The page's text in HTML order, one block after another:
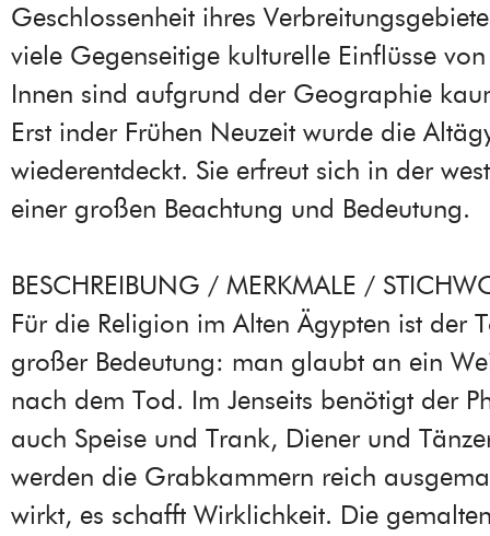
Geschlossenheit ihres
viele Gegenseitige kulturelle Einflüsse
Innen sind aufgrund der Geographie
Erst inder Frühen Neuzeit wurde die
wiederentdeckt. Sie erfreut sich in der
einer großen Beachtung und Bedeutung.
BESCHREIBUNG / MERKMALE /
Für die Religion im Alten Ägypten ist der
großer Bedeutung: man glaubt an ein
nach dem Tod. Im Jenseits benötigt der
auch Speise und Trank, Diener und
werden die Grabkammern reich
wirkt, es schafft Wirklichkeit. Die